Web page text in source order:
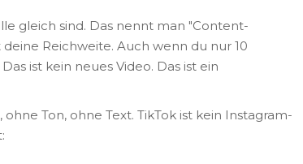
gleich sind. Das nennt man "Content-
Reichweite. Auch wenn du nur 10
ist kein neues Video. Das ist ein
Ton, ohne Text. TikTok ist kein Instagram-